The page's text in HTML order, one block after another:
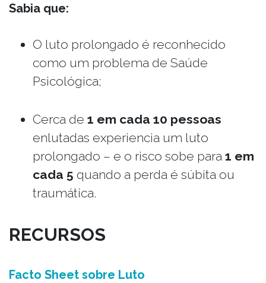
Sabia que:
O luto prolongado é reconhecido
como um problema de Saúde
Psicológica;
Cerca de 1 em cada 10 pessoas
enlutadas experiencia um luto
prolongado – e o risco sobe para 1 em
cada 5 quando a perda é súbita ou
traumática.
RECURSOS
Facto Sheet sobre Luto